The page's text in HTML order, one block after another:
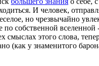
И человек,
но чрезвычайно
по собственной вселенной
смыслах этого слова,
(как у знаменитого